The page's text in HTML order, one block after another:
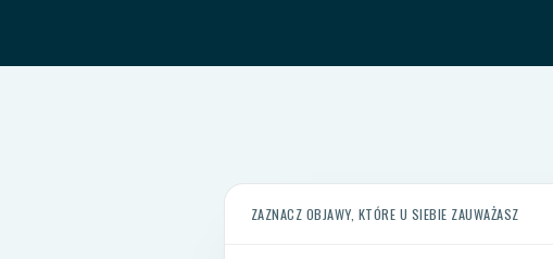
ZAZNACZ OBJAWY, KTÓRE U SIEBIE ZAUWAŻASZ